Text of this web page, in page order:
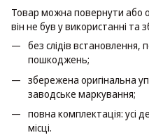
Товар можна повернути або
він не був у використанні та
без слідів встановлення,
пошкоджень;
збережена оригінальна
заводське маркування;
повна комплектація: усі
місці.